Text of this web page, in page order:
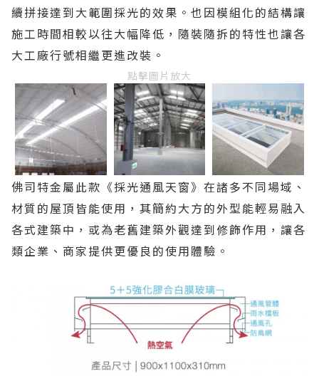
續拼接達到大範圍採光的效果。也因模組化的結構讓
施工時間相較以往大幅降低，隨裝隨拆的特性也讓各
大工廠行號相繼更進改裝。
點擊圖片放大
佛司特金屬此款《採光通風天窗》在諸多不同場域、
材質的屋頂皆能使用，其簡約大方的外型能輕易融入
各式建築中，或為老舊建築外觀達到修飾作用，讓各
類企業、商家提供更優良的使用體驗。